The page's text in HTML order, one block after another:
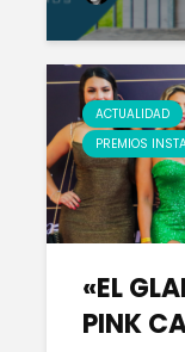
ACTUALIDAD
PREMIOS
«EL
PINK